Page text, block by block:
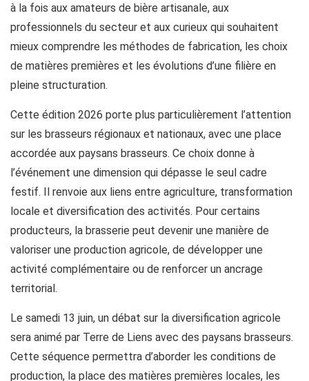
à la fois aux amateurs de bière artisanale, aux
professionnels du secteur et aux curieux qui souhaitent
mieux comprendre les méthodes de fabrication, les choix
de matières premières et les évolutions d’une filière en
pleine structuration.
Cette édition 2026 porte plus particulièrement l’attention
sur les brasseurs régionaux et nationaux, avec une place
accordée aux paysans brasseurs. Ce choix donne à
l’événement une dimension qui dépasse le seul cadre
festif. Il renvoie aux liens entre agriculture, transformation
locale et diversification des activités. Pour certains
producteurs, la brasserie peut devenir une manière de
valoriser une production agricole, de développer une
activité complémentaire ou de renforcer un ancrage
territorial.
Le samedi 13 juin, un débat sur la diversification agricole
sera animé par Terre de Liens avec des paysans brasseurs.
Cette séquence permettra d’aborder les conditions de
production, la place des matières premières locales, les